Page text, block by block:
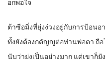
อกพอใจ
ต้าซือมิ่งที่ยุ่งง่วงอยู่กับการป้อน
ทั้งยังต้องกตัญญูต่อท่านพ่อตา ถื
นับว่ายุ่งเป็นอย่างมาก แต่เขาก็